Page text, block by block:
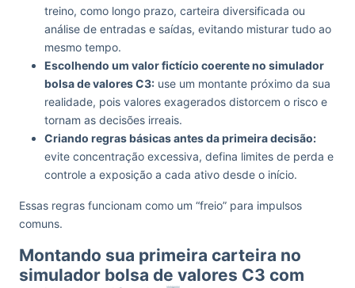
treino, como longo prazo, carteira diversificada ou
análise de entradas e saídas, evitando misturar tudo ao
mesmo tempo.
Escolhendo um valor fictício coerente no simulador
bolsa de valores C3: use um montante próximo da sua
realidade, pois valores exagerados distorcem o risco e
tornam as decisões irreais.
Criando regras básicas antes da primeira decisão:
evite concentração excessiva, defina limites de perda e
controle a exposição a cada ativo desde o início.
Essas regras funcionam como um “freio” para impulsos
comuns.
Montando sua primeira carteira no
simulador bolsa de valores C3 com